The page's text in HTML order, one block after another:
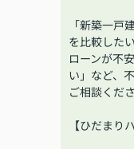
「新築一戸
を比較した
ローンが不
い」など、
ご相談くださ
【ひだまり